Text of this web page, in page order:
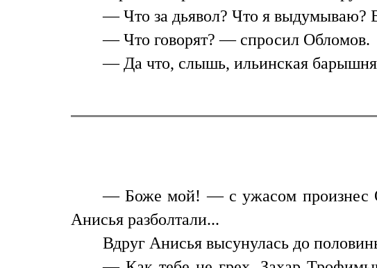
— Что за дьявол? Что я выдумываю?
— Что говорят? — спросил Обломов.
— Да что, слышь, ильинская
— Боже мой! — с ужасом произнес
Анисья разболтали...
Вдруг Анисья высунулась до